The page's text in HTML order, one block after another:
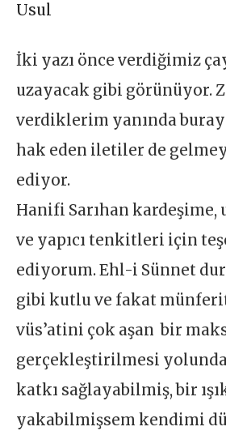
Usul
İki yazı önce verdiğimiz
uzayacak gibi görünüyor.
verdiklerim yanında
hak eden iletiler de
ediyor.
Hanifi Sarıhan kardeşime,
ve yapıcı tenkitleri için
ediyorum. Ehl-i Sünnet
gibi kutlu ve fakat
vüs’atini çok aşan bir
gerçekleştirilmesi
katkı sağlayabilmiş, bir
yakabilmişsem kendimi